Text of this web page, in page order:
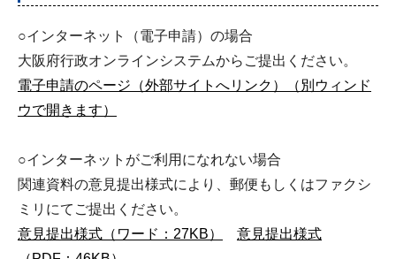
○インターネット（電子申請）の場合
大阪府行政オンラインシステムからご提出ください。
電子申請のページ（外部サイトへリンク）（別ウィンド
ウで開きます）
○インターネットがご利用になれない場合
関連資料の意見提出様式により、郵便もしくはファクシ
ミリにてご提出ください。
意見提出様式（ワード：27KB）
意見提出様式